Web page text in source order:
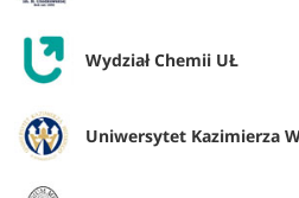
Wydział Chemii UŁ
Uniwersytet Kazimierza